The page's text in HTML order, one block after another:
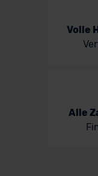
Volle
Alle